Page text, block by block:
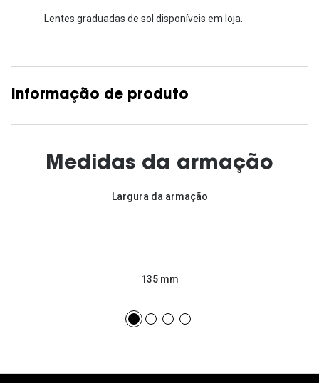
Lentes graduadas de sol disponíveis em loja.
Informação de produto
Medidas da armação
Largura da armação
135 mm